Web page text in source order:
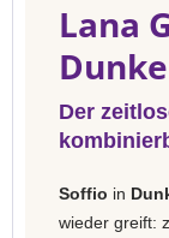
Lana
Der
Soffio in
wieder greift: